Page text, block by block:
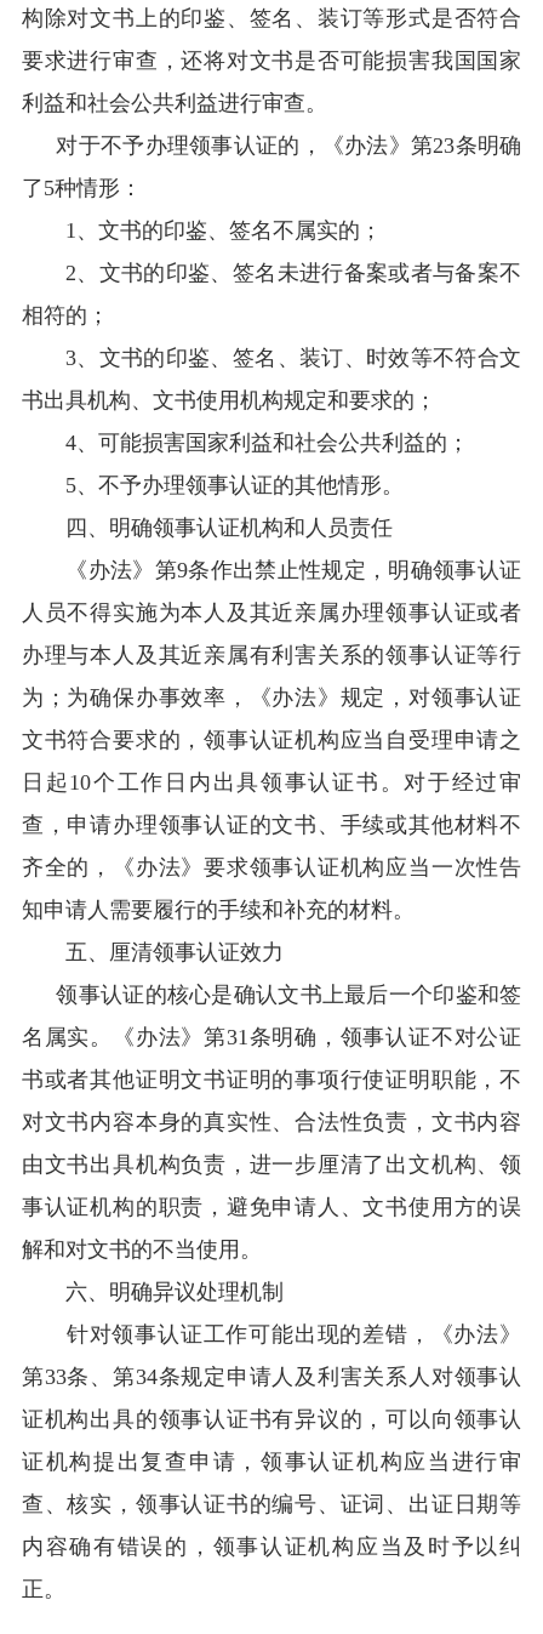
构除对文书上的印鉴、签名、装订等形式是否符合
要求进行审查，还将对文书是否可能损害我国国家
利益和社会公共利益进行审查。
对于不予办理领事认证的，《办法》第23条明确
了5种情形：
1、文书的印鉴、签名不属实的；
2、文书的印鉴、签名未进行备案或者与备案不
相符的；
3、文书的印鉴、签名、装订、时效等不符合文
书出具机构、文书使用机构规定和要求的；
4、可能损害国家利益和社会公共利益的；
5、不予办理领事认证的其他情形。
四、明确领事认证机构和人员责任
《办法》第9条作出禁止性规定，明确领事认证
人员不得实施为本人及其近亲属办理领事认证或者
办理与本人及其近亲属有利害关系的领事认证等行
为；为确保办事效率，《办法》规定，对领事认证
文书符合要求的，领事认证机构应当自受理申请之
日起10个工作日内出具领事认证书。对于经过审
查，申请办理领事认证的文书、手续或其他材料不
齐全的，《办法》要求领事认证机构应当一次性告
知申请人需要履行的手续和补充的材料。
五、厘清领事认证效力
领事认证的核心是确认文书上最后一个印鉴和签
名属实。《办法》第31条明确，领事认证不对公证
书或者其他证明文书证明的事项行使证明职能，不
对文书内容本身的真实性、合法性负责，文书内容
由文书出具机构负责，进一步厘清了出文机构、领
事认证机构的职责，避免申请人、文书使用方的误
解和对文书的不当使用。
六、明确异议处理机制
针对领事认证工作可能出现的差错，《办法》
第33条、第34条规定申请人及利害关系人对领事认
证机构出具的领事认证书有异议的，可以向领事认
证机构提出复查申请，领事认证机构应当进行审
查、核实，领事认证书的编号、证词、出证日期等
内容确有错误的，领事认证机构应当及时予以纠
正。